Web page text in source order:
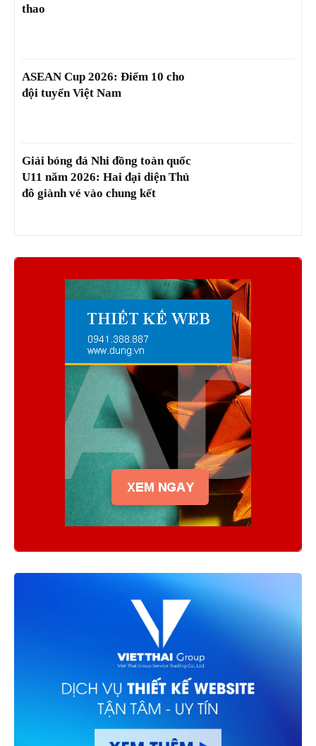
thao
ASEAN Cup 2026: Điểm 10 cho
đội tuyển Việt Nam
Giải bóng đá Nhi đồng toàn quốc
U11 năm 2026: Hai đại diện Thủ
đô giành vé vào chung kết